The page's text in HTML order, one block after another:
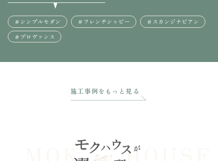
＃シンプルモダン ＃フレンチシャビー
＃スカンジナビアン
＃プロヴァンス
施工事例をもっと見る